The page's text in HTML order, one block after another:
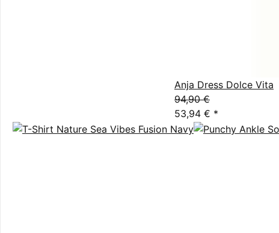
Anja Dress Dolce Vita
94,90 €
53,94 € *